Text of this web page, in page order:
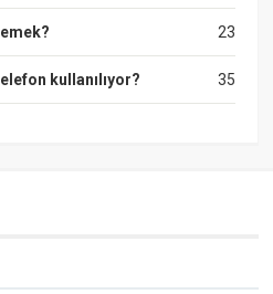
23
35
kullanılıyor?